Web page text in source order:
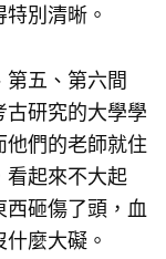
別清晰。
五、第六間
研究的大學學
們的老師就住
看起來不大起
砸傷了頭，血
麼大礙。